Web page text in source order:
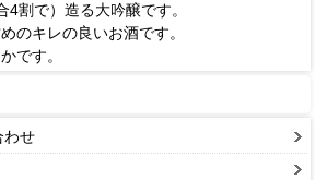
割で）造る大吟醸です。
のキレの良いお酒です。
です。
わせ